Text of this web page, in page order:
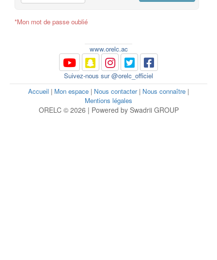
*Mon mot de passe oublié
www.orelc.ac
Suivez-nous sur @orelc_officiel
Accueil | Mon espace | Nous contacter| Nous connaître |
Mentions légales
ORELC © 2026 | Powered by Swadrii GROUP